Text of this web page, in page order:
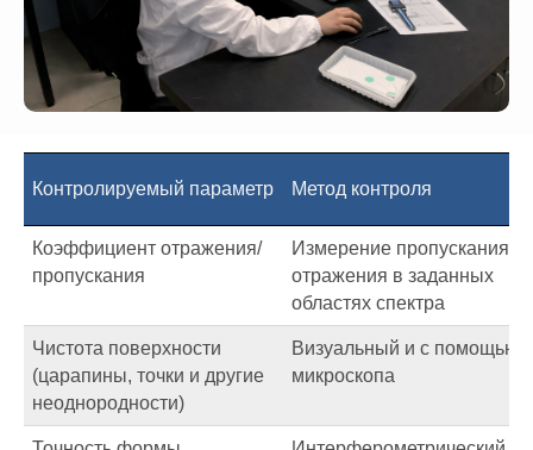
Контролируемый параметр Метод контроля
Коэффициент отражения/
пропускания
Измерение пропускания и
отражения в заданных
областях спектра
Чистота поверхности
(царапины, точки и другие
неоднородности)
Визуальный и с помощью
микроскопа